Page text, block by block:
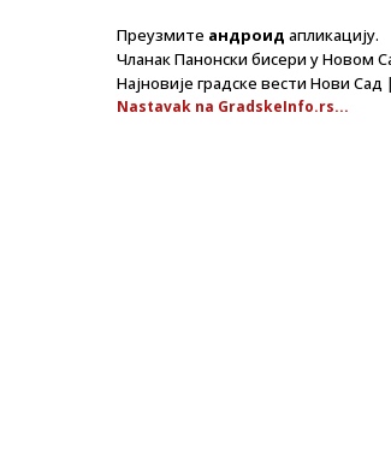
Преузмите андроид апликацију.
Чланак Панонски бисери у Новом
Најновије градске вести Нови
Nastavak na GradskeInfo.rs...